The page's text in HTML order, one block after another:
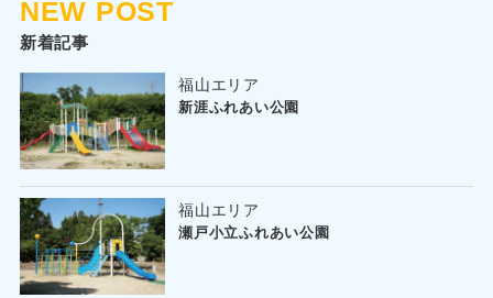
NEW POST
新着記事
福山エリア
新涯ふれあい公園
福山エリア
瀬戸小立ふれあい公園